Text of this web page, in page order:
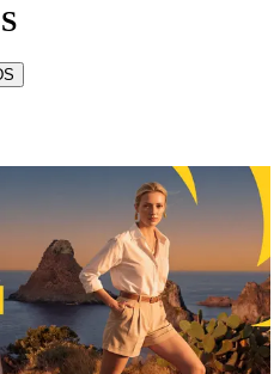
, aSicilia Outlet Village
migliori firme italiane e
sconti sui prezzi outlet.
opportunità e lasciati